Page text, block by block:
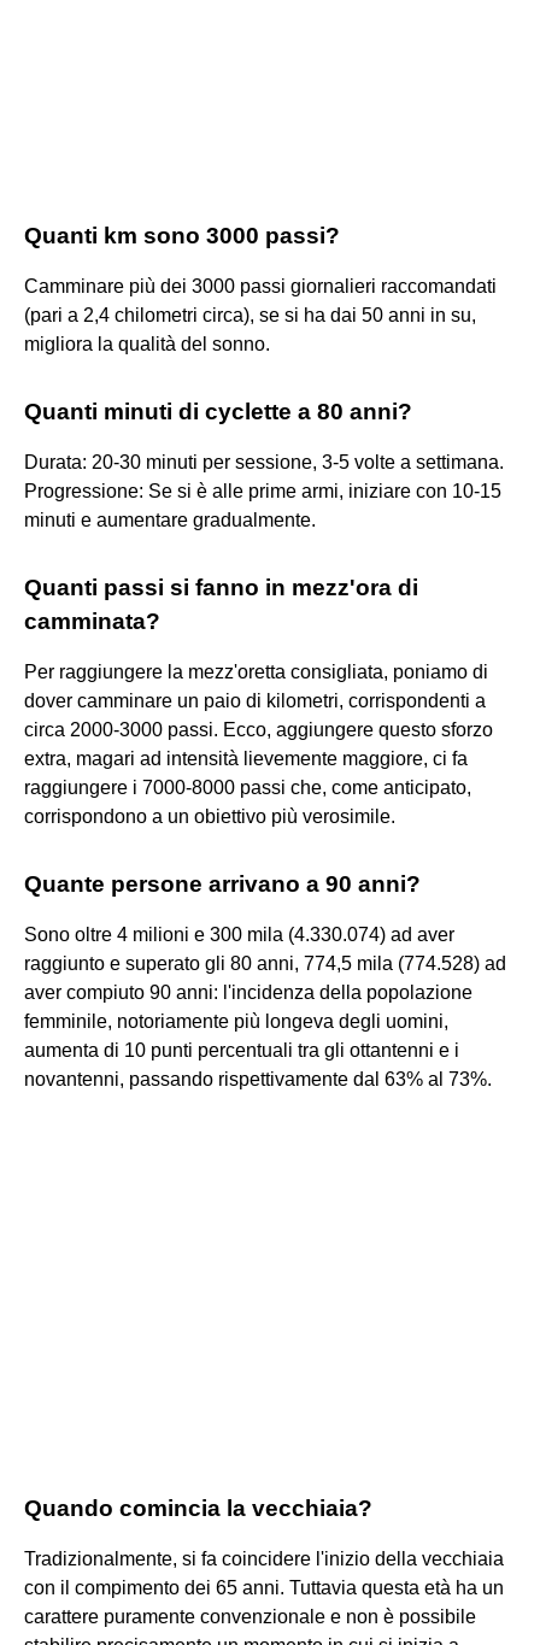
Quanti km sono 3000 passi?
Camminare più dei 3000 passi giornalieri raccomandati
(pari a 2,4 chilometri circa), se si ha dai 50 anni in su,
migliora la qualità del sonno.
Quanti minuti di cyclette a 80 anni?
Durata: 20-30 minuti per sessione, 3-5 volte a settimana.
Progressione: Se si è alle prime armi, iniziare con 10-15
minuti e aumentare gradualmente.
Quanti passi si fanno in mezz'ora di
camminata?
Per raggiungere la mezz'oretta consigliata, poniamo di
dover camminare un paio di kilometri, corrispondenti a
circa 2000-3000 passi. Ecco, aggiungere questo sforzo
extra, magari ad intensità lievemente maggiore, ci fa
raggiungere i 7000-8000 passi che, come anticipato,
corrispondono a un obiettivo più verosimile.
Quante persone arrivano a 90 anni?
Sono oltre 4 milioni e 300 mila (4.330.074) ad aver
raggiunto e superato gli 80 anni, 774,5 mila (774.528) ad
aver compiuto 90 anni: l'incidenza della popolazione
femminile, notoriamente più longeva degli uomini,
aumenta di 10 punti percentuali tra gli ottantenni e i
novantenni, passando rispettivamente dal 63% al 73%.
Quando comincia la vecchiaia?
Tradizionalmente, si fa coincidere l'inizio della vecchiaia
con il compimento dei 65 anni. Tuttavia questa età ha un
carattere puramente convenzionale e non è possibile